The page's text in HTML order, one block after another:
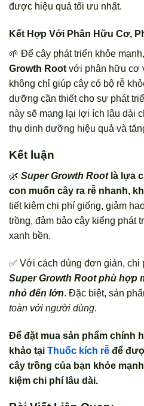
được hiệu quả tối ưu nhất.
Kết Hợp Với Phân Hữu Cơ,
🌱 Để cây phát triển khỏe
Growth Root với phân hữu cơ
không chỉ giúp cây có bộ rễ
dưỡng cần thiết cho sự phát
này sẽ mang lại lợi ích lâu dài
thụ dinh dưỡng hiệu quả và
Kết luận
🌿 Super Growth Rootlà lựa
con muốn cây ra rễ nhanh,
tiết kiệm chi phí giống, giảm
trồng, đảm bảo cây kiểng phát
xanh bền.
✅ Với cách dùng đơn giản, chi
Super Growth Root phù hợp
nhỏ đến lớn. Đặc biệt, sản
toàn với người dùng.
Để đặt mua sản phẩm chính
khảo tại Thuốc kích rễ để
cây trồng của bạn khỏe
kiệm chi phí lâu dài.